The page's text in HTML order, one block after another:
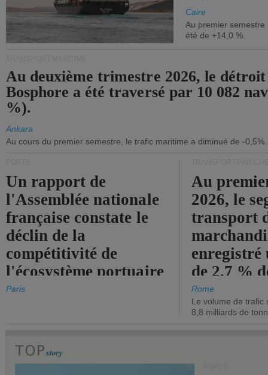
Caire
Au premier
été de +14,0 %.
Au deuxième trimestre 2026, le
Bosphore a été traversé par 10 082
%).
Ankara
Au cours du premier semestre, le trafic maritime a diminué de -0,5%.
Un rapport de
l'Assemblée nationale
française constate le
déclin de la
compétitivité de
l'écosystème portuaire
de l'État.
Paris
Au
2026, le
transport
enregistré
de 2,7 %
chiffre
Rome
Le volume de trafic
8,8 milliards de